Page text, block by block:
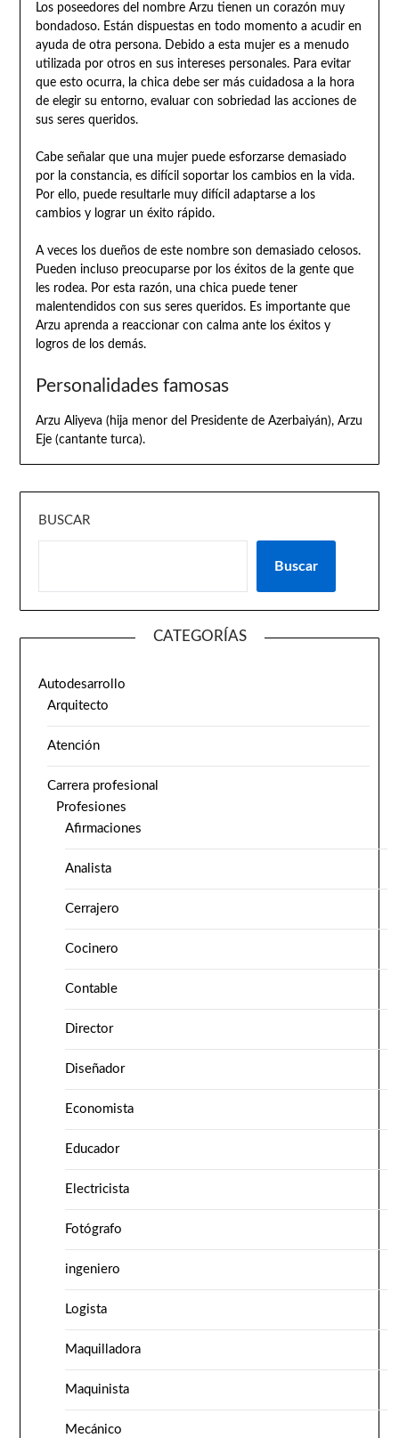
Los poseedores del nombre Arzu tienen un corazón muy
bondadoso. Están dispuestas en todo momento a acudir en
ayuda de otra persona. Debido a esta mujer es a menudo
utilizada por otros en sus intereses personales. Para evitar
que esto ocurra, la chica debe ser más cuidadosa a la hora
de elegir su entorno, evaluar con sobriedad las acciones de
sus seres queridos.
Cabe señalar que una mujer puede esforzarse demasiado
por la constancia, es difícil soportar los cambios en la vida.
Por ello, puede resultarle muy difícil adaptarse a los
cambios y lograr un éxito rápido.
A veces los dueños de este nombre son demasiado celosos.
Pueden incluso preocuparse por los éxitos de la gente que
les rodea. Por esta razón, una chica puede tener
malentendidos con sus seres queridos. Es importante que
Arzu aprenda a reaccionar con calma ante los éxitos y
logros de los demás.
Personalidades famosas
Arzu Aliyeva (hija menor del Presidente de Azerbaiyán), Arzu
Eje (cantante turca).
BUSCAR
Buscar
CATEGORÍAS
Autodesarrollo
Arquitecto
Atención
Carrera profesional
Profesiones
Afirmaciones
Analista
Cerrajero
Cocinero
Contable
Director
Diseñador
Economista
Educador
Electricista
Fotógrafo
ingeniero
Logista
Maquilladora
Maquinista
Mecánico